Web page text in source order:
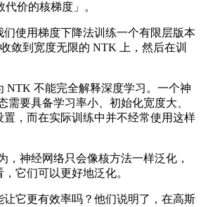
价的核梯度」。
使用梯度下降法训练一个有限层版本
敛到宽度无限的 NTK 上，然后在训
不能完全解释深度学习。一个神
需要具备学习率小、初始化宽度大、
，而在实际训练中并不经常使用这样
神经网络只会像核方法一样泛化，
它们可以更好地泛化。
它更有效率吗？他们说明了，在高斯